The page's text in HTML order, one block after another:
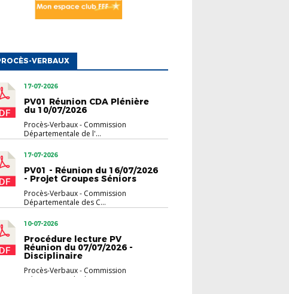
VERBAUX
17-07-2026
PV01 Réunion CDA Plénière
du 10/07/2026
Procès-Verbaux- Commission
Départementale de l'...
17-07-2026
PV01 - Réunion du 16/07/2026
- Projet Groupes Séniors
Procès-Verbaux- Commission
Départementale des C...
10-07-2026
Procédure lecture PV
Réunion du 07/07/2026 -
Disciplinaire
Procès-Verbaux- Commission
Départementale d'App...